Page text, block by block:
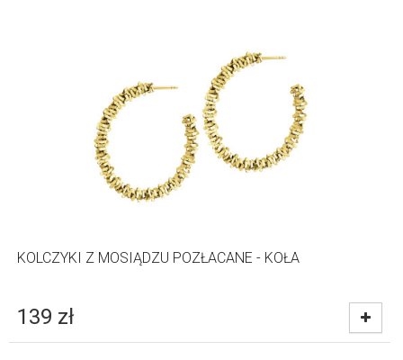
KOLCZYKI Z MOSIĄDZU POZŁACANE - KOŁA
139 zł